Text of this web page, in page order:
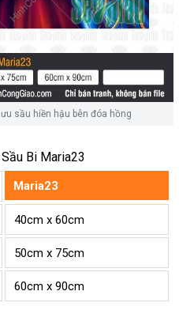
sầu hiền hậu bên đóa hồng
Bi Maria23
Maria23
40cm x 60cm
50cm x 75cm
60cm x 90cm